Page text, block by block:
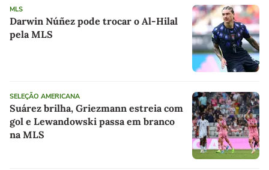
MLS
Darwin Núñez pode trocar o Al-Hilal
pela MLS
SELEÇÃO AMERICANA
Suárez brilha, Griezmann estreia com
gol e Lewandowski passa em branco
na MLS